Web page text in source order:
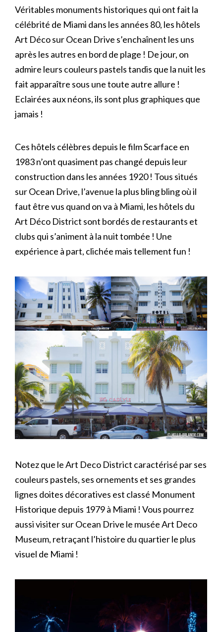
Véritables monuments historiques qui ont fait la
célébrité de Miami dans les années 80, les hôtels
Art Déco sur Ocean Drive s’enchaînent les uns
après les autres en bord de plage ! De jour, on
admire leurs couleurs pastels tandis que la nuit les
fait apparaître sous une toute autre allure !
Eclairées aux néons, ils sont plus graphiques que
jamais !
Ces hôtels célèbres depuis le film Scarface en
1983 n’ont quasiment pas changé depuis leur
construction dans les années 1920 ! Tous situés
sur Ocean Drive, l’avenue la plus bling bling où il
faut être vus quand on va à Miami, les hôtels du
Art Déco District sont bordés de restaurants et
clubs qui s’animent à la nuit tombée ! Une
expérience à part, clichée mais tellement fun !
Notez que le Art Deco District caractérisé par ses
couleurs pastels, ses ornements et ses grandes
lignes doites décoratives est classé Monument
Historique depuis 1979 à Miami ! Vous pourrez
aussi visiter sur Ocean Drive le musée Art Deco
Museum, retraçant l’histoire du quartier le plus
visuel de Miami !